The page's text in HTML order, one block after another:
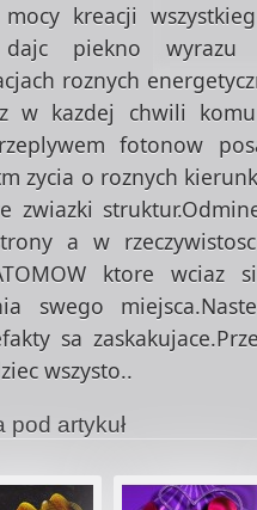
kreacji
piekno wyrazu
roznych
w kazdej chwili
fotonow
zycia o roznych
zwiazki
a w
ktore wciaz
swego
sa
wszysto..
pod artykuł